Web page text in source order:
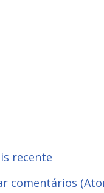
recente
comentários